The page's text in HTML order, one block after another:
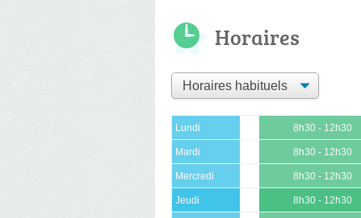
Horaires
Lundi 8h30 - 12h30
Mardi 8h30 - 12h30
Mercredi 8h30 - 12h30
Jeudi 8h30 - 12h30